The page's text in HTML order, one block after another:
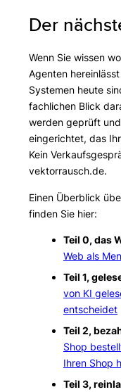
Der
Wenn Sie wissen
Agenten
Systemen heute
fachlichen Blick
werden geprüft
eingerichtet, das
Kein
vektorrausch.de.
Einen Überblick
finden Sie hier:
Teil 0, das
Web als
Teil 1,
von KI
entscheidet
Teil 2,
Shop
Ihren Shop
Teil 3,